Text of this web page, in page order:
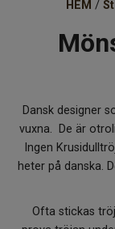
Stickmönster
Tillbehör
Presenter
Om Kaki
HEM /
Dansk designer
vuxna. De är
Ingen
heter på danska.
Ofta stickas